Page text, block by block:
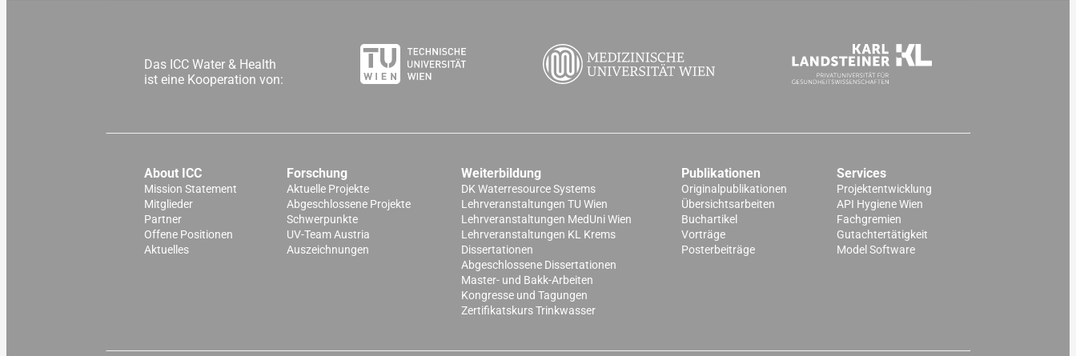
Das ICC Water & Health
ist eine Kooperation von:
About ICC
Mission Statement
Mitglieder
Partner
Offene Positionen
Aktuelles
Forschung
Aktuelle Projekte
Abgeschlossene Projekte
Schwerpunkte
UV-Team Austria
Auszeichnungen
Weiterbildung
DK Waterresource Systems
Lehrveranstaltungen TU Wien
Lehrveranstaltungen MedUni Wien
Lehrveranstaltungen KL Krems
Dissertationen
Abgeschlossene Dissertationen
Master- und Bakk-Arbeiten
Kongresse und Tagungen
Zertifikatskurs Trinkwasser
Publikationen
Originalpublikationen
Übersichtsarbeiten
Buchartikel
Vorträge
Posterbeiträge
Services
Projektentwicklung
API Hygiene Wien
Fachgremien
Gutachtertätigkeit
Model Software